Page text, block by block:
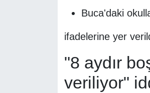
Buca'daki
ifadelerine yer
"8 aydır
veriliyor"